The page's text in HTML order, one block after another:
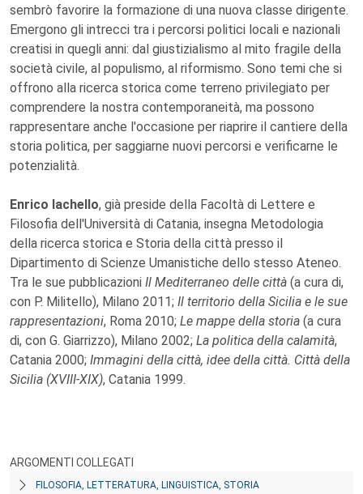
sembrò favorire la formazione di una nuova classe dirigente.
Emergono gli intrecci tra i percorsi politici locali e nazionali
creatisi in quegli anni: dal giustizialismo al mito fragile della
società civile, al populismo, al riformismo. Sono temi che si
offrono alla ricerca storica come terreno privilegiato per
comprendere la nostra contemporaneità, ma possono
rappresentare anche l'occasione per riaprire il cantiere della
storia politica, per saggiarne nuovi percorsi e verificarne le
potenzialità.
Enrico Iachello, già preside della Facoltà di Lettere e
Filosofia dell'Università di Catania, insegna Metodologia
della ricerca storica e Storia della città presso il
Dipartimento di Scienze Umanistiche dello stesso Ateneo.
Tra le sue pubblicazioni Il Mediterraneo delle città (a cura di,
con P. Militello), Milano 2011; Il territorio della Sicilia e le sue
rappresentazioni, Roma 2010; Le mappe della storia (a cura
di, con G. Giarrizzo), Milano 2002; La politica della calamità,
Catania 2000; Immagini della città, idee della città. Città della
Sicilia (XVIII-XIX), Catania 1999.
ARGOMENTI COLLEGATI
FILOSOFIA, LETTERATURA, LINGUISTICA, STORIA